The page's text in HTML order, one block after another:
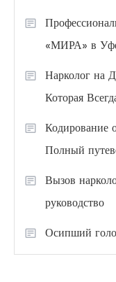
«МИРА» в
Нарколог на
Которая
Кодирование
Полный
Вызов
руководство
Осипший